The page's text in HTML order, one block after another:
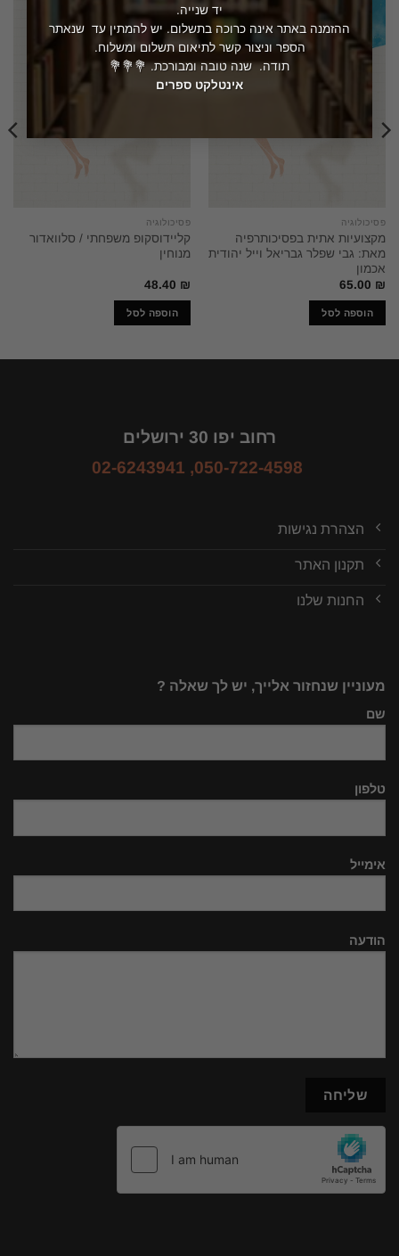
יד שנייה.
ההזמנה באתר אינה כרוכה בתשלום. יש להמתין עד שנאתר
הספר וניצור קשר לתיאום תשלום ומשלוח.
תודה. שנה טובה ומבורכת. 💐💐💐
אינטלקט ספרים
פסיכולוגיה
מקצועיות אתית בפסיכותרפיה
מאת: גבי שפלר גבריאל וייל יהודית
אכמון
65.00 ₪
הוספה לסל
פסיכולוגיה
קליידוסקופ משפחתי / סלוואדור
מנוחין
48.40 ₪
הוספה לסל
רחוב יפו 30 ירושלים
050-722-4598
,
02-6243941
הצהרת נגישות
תקנון האתר
החנות שלנו
מעוניין שנחזור אלייך, יש לך שאלה ?
שם
טלפון
אימייל
הודעה